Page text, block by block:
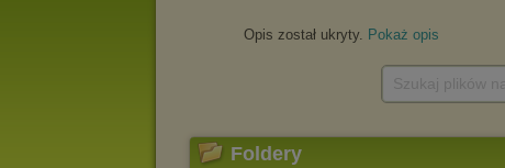
Opis został ukryty. Pokaż opis
Foldery